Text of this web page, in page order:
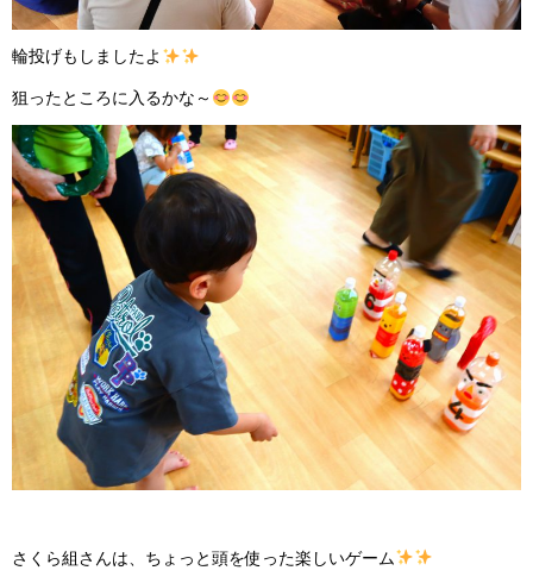
輪投げもしましたよ
狙ったところに入るかな～
さくら組さんは、ちょっと頭を使った楽しいゲーム